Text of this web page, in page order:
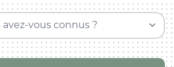
vous connus ?